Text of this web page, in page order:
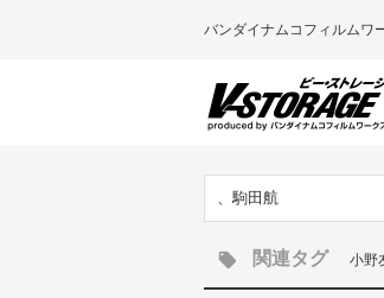
バンダイナムコフィルムワ
、駒田航
関連タグ 小野